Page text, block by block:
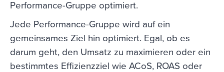
Performance-Gruppe optimiert.
Jede Performance-Gruppe wird auf ein
gemeinsames Ziel hin optimiert. Egal, ob es
darum geht, den Umsatz zu maximieren oder ein
bestimmtes Effizienzziel wie ACoS, ROAS oder